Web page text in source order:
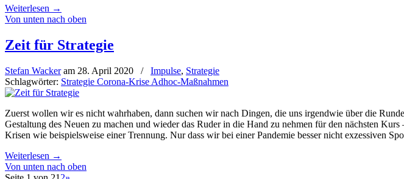
Weiterlesen →
Von unten nach oben
Zeit für Strategie
Stefan Wackeram 28. April 2020 / Impulse, Strategie
Schlagwörter: Strategie Corona-Krise Adhoc-Maßnahmen
Zuerst wollen wir es nicht wahrhaben, dann suchen wir nach Dingen, die uns irgendwie über die
Gestaltung des Neuen zu machen und wieder das Ruder in die Hand zu nehmen für den nächsten
Krisen wie beispielsweise einer Trennung. Nur dass wir bei einer Pandemie besser nicht exzessiven
Weiterlesen →
Von unten nach oben